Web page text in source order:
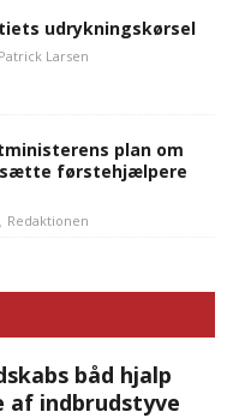
udrykningskørsel
Patrick Larsen
plan om
førstehjælpere
Redaktionen
båd hjalp
af indbrudstyve